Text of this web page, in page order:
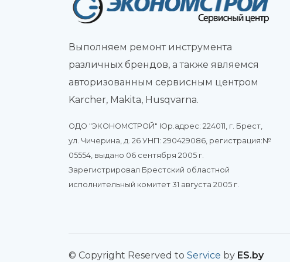
Выполняем ремонт инструмента
различных брендов, а также являемся
авторизованным сервисным центром
Karcher, Makita, Husqvarna.
ОДО "ЭКОНОМСТРОЙ" Юр.адрес: 224011, г. Брест,
ул. Чичерина, д. 26 УНП: 290429086, регистрация:№
05554, выдано 06 сентября 2005 г.
Зарегистрировал Брестский областной
исполнительный комитет 31 августа 2005 г.
© Copyright Reserved to Service by ES.by